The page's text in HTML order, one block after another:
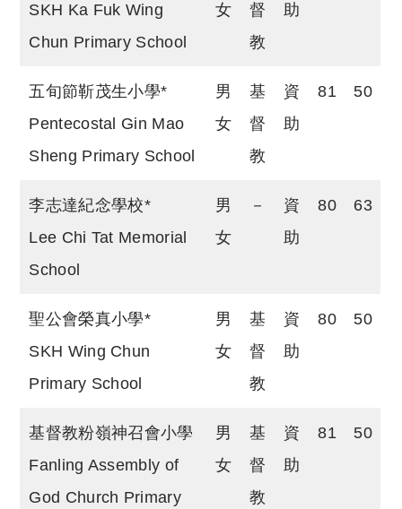
SKH Ka Fuk Wing
Chun Primary School
女
督
教
助
五旬節靳茂生小學*
Pentecostal Gin Mao
Sheng Primary School
男
女
基
督
教
資
助
81 50
李志達紀念學校*
Lee Chi Tat Memorial
School
男
女
－
資
助
80 63
聖公會榮真小學*
SKH Wing Chun
Primary School
男
女
基
督
教
資
助
80 50
基督教粉嶺神召會小學
Fanling Assembly of
God Church Primary
男
女
基
督
教
資
助
81 50